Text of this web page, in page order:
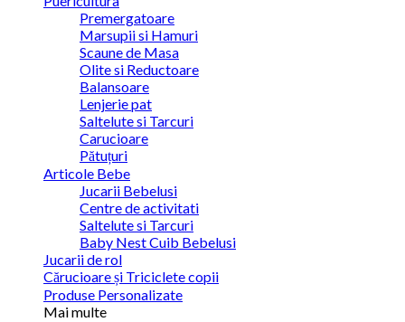
Premergatoare
Marsupii si Hamuri
Scaune de Masa
Olite si Reductoare
Balansoare
Lenjerie pat
Saltelute si Tarcuri
Carucioare
Pătuțuri
Articole Bebe
Jucarii Bebelusi
Centre de activitati
Saltelute si Tarcuri
Baby Nest Cuib Bebelusi
Jucarii de rol
Cărucioare și Triciclete copii
Produse Personalizate
Mai multe